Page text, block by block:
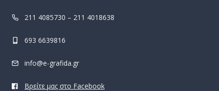
211 4085730 – 211 4018638
693 6639816
info@e-grafida.gr
Βρείτε μας στο Facebook